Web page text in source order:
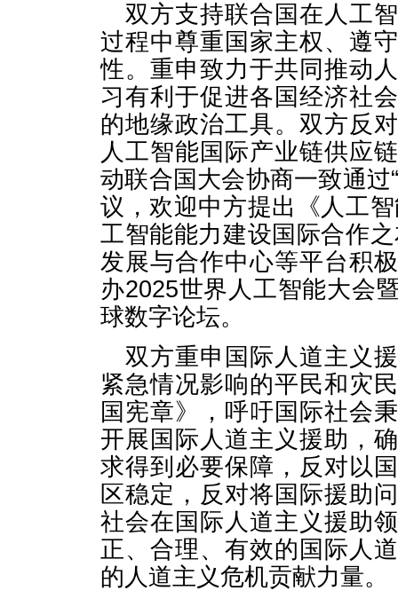
双方支持联合国在人工
过程中尊重国家主权、遵
性。重申致力于共同推动
习有利于促进各国经济社
的地缘政治工具。双方反
人工智能国际产业链供应
动联合国大会协商一致通过
议，欢迎中方提出《人工
工智能能力建设国际合作
发展与合作中心等平台积
办2025世界人工智能大会
球数字论坛。
双方重申国际人道主义
紧急情况影响的平民和灾
国宪章》，呼吁国际社会
开展国际人道主义援助，
求得到必要保障，反对以
区稳定，反对将国际援助
社会在国际人道主义援助
正、合理、有效的国际人
的人道主义危机贡献力量。